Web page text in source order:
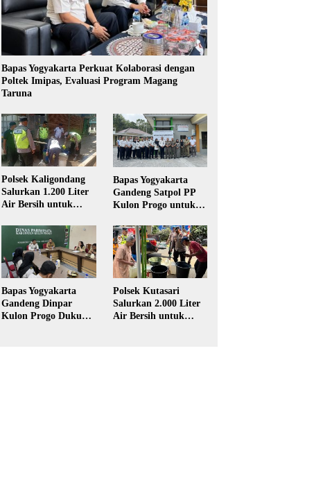
Bapas Yogyakarta Perkuat Kolaborasi dengan
Poltek Imipas, Evaluasi Program Magang
Taruna
Polsek Kaligondang
Salurkan 1.200 Liter
Air Bersih untuk
Kekeringan di
Purbalingga
Bapas Yogyakarta
Gandeng Satpol PP
Kulon Progo untuk
Kerja Sosial
Bapas Yogyakarta
Gandeng Dinpar
Kulon Progo Dukung
Polsek Kutasari
Salurkan 2.000 Liter
Air Bersih untuk